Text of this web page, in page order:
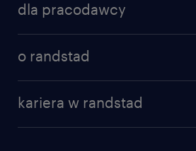
dla pracodawcy
o randstad
kariera w randstad